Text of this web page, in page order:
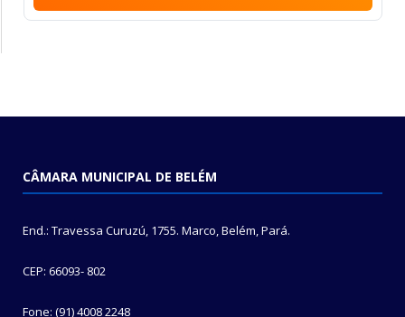
CÂMARA MUNICIPAL DE BELÉM
End.: Travessa Curuzú, 1755. Marco, Belém, Pará.
CEP: 66093- 802
Fone: (91) 4008 2248